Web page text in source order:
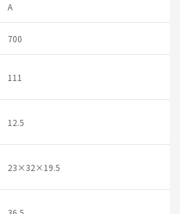
密閉性が良くなっているなら仕方がないか
投稿日
2026/03/06 14:48:05
ビュー一覧
A
700
111
12.5
23×32×19.5